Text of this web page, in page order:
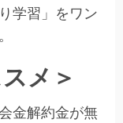
学習」をワン
メ＞
金解約金が無